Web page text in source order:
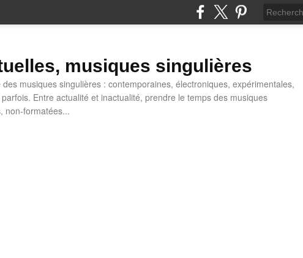
musiques singulières
des musiques singulières : contemporaines, électroniques, expérimentales,
Entre actualité et inactualité, prendre le temps des musiques
non-formatées...